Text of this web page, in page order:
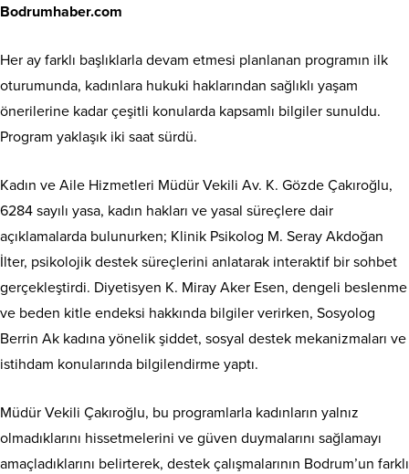
Bodrumhaber.com
Her ay farklı başlıklarla devam etmesi planlanan programın ilk
oturumunda, kadınlara hukuki haklarından sağlıklı yaşam
önerilerine kadar çeşitli konularda kapsamlı bilgiler sunuldu.
Program yaklaşık iki saat sürdü.
Kadın ve Aile Hizmetleri Müdür Vekili Av. K. Gözde Çakıroğlu,
6284 sayılı yasa, kadın hakları ve yasal süreçlere dair
açıklamalarda bulunurken; Klinik Psikolog M. Seray Akdoğan
İlter, psikolojik destek süreçlerini anlatarak interaktif bir sohbet
gerçekleştirdi. Diyetisyen K. Miray Aker Esen, dengeli beslenme
ve beden kitle endeksi hakkında bilgiler verirken, Sosyolog
Berrin Ak kadına yönelik şiddet, sosyal destek mekanizmaları ve
istihdam konularında bilgilendirme yaptı.
Müdür Vekili Çakıroğlu, bu programlarla kadınların yalnız
olmadıklarını hissetmelerini ve güven duymalarını sağlamayı
amaçladıklarını belirterek, destek çalışmalarının Bodrum’un farklı